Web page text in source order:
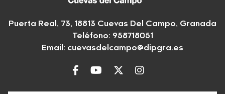
Puerta Real, 73, 18813 Cuevas Del Campo, Granada
Teléfono: 958718051
Email: cuevasdelcampo@dipgra.es